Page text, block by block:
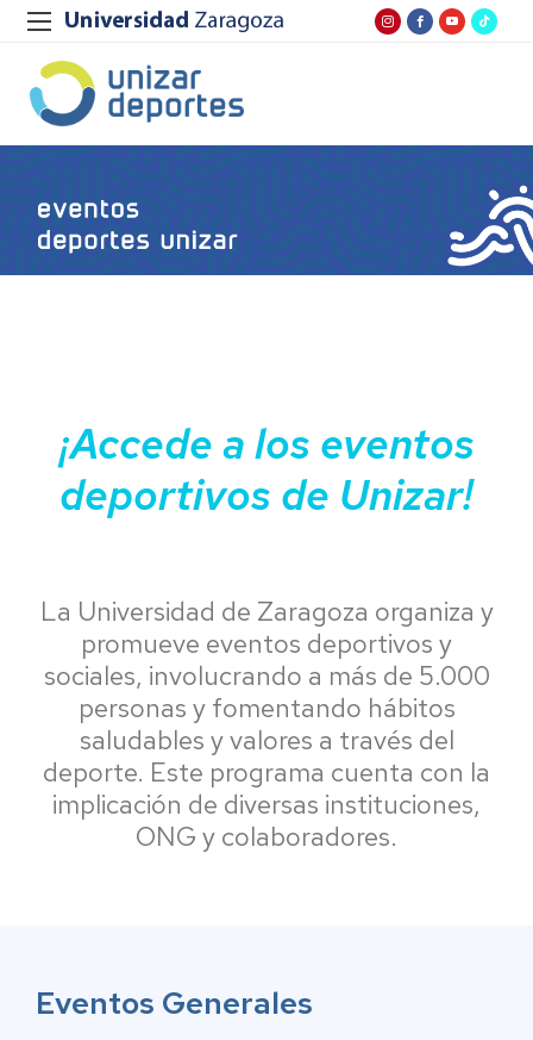
¡Accede a los eventos
deportivos de Unizar!
La Universidad de Zaragoza organiza y
promueve eventos deportivos y
sociales, involucrando a más de 5.000
personas y fomentando hábitos
saludables y valores a través del
deporte. Este programa cuenta con la
implicación de diversas instituciones,
ONG y colaboradores.
Eventos Generales